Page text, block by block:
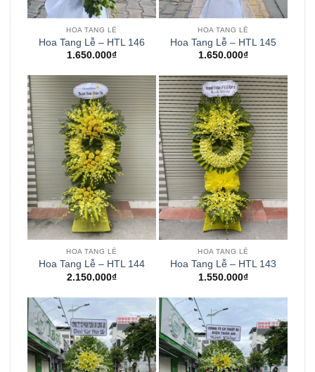
HOA TANG LỄ
Hoa Tang Lễ – HTL 146
1.650.000₫
HOA TANG LỄ
Hoa Tang Lễ – HTL 145
1.650.000₫
HOA TANG LỄ
Hoa Tang Lễ – HTL 144
2.150.000₫
HOA TANG LỄ
Hoa Tang Lễ – HTL 143
1.550.000₫